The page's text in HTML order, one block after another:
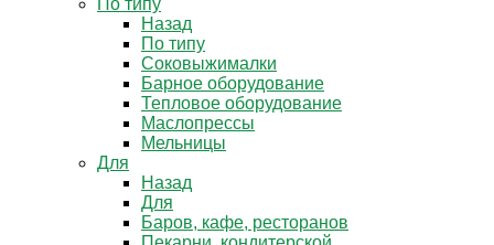
По типу
Назад
По типу
Соковыжималки
Барное оборудование
Тепловое оборудование
Маслопрессы
Мельницы
Для
Назад
Для
Баров, кафе, ресторанов